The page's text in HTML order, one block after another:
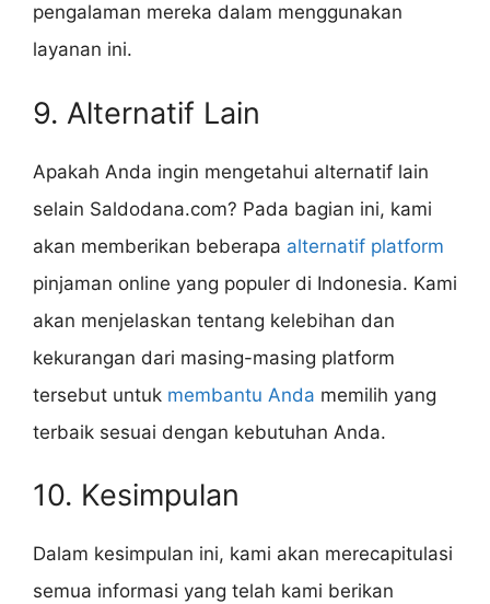
pengalaman mereka dalam menggunakan
layanan ini.
9. Alternatif Lain
Apakah Anda ingin mengetahui alternatif lain
selain Saldodana.com? Pada bagian ini, kami
akan memberikan beberapa alternatif platform
pinjaman online yang populer di Indonesia. Kami
akan menjelaskan tentang kelebihan dan
kekurangan dari masing-masing platform
tersebut untuk membantu Anda memilih yang
terbaik sesuai dengan kebutuhan Anda.
10. Kesimpulan
Dalam kesimpulan ini, kami akan merecapitulasi
semua informasi yang telah kami berikan